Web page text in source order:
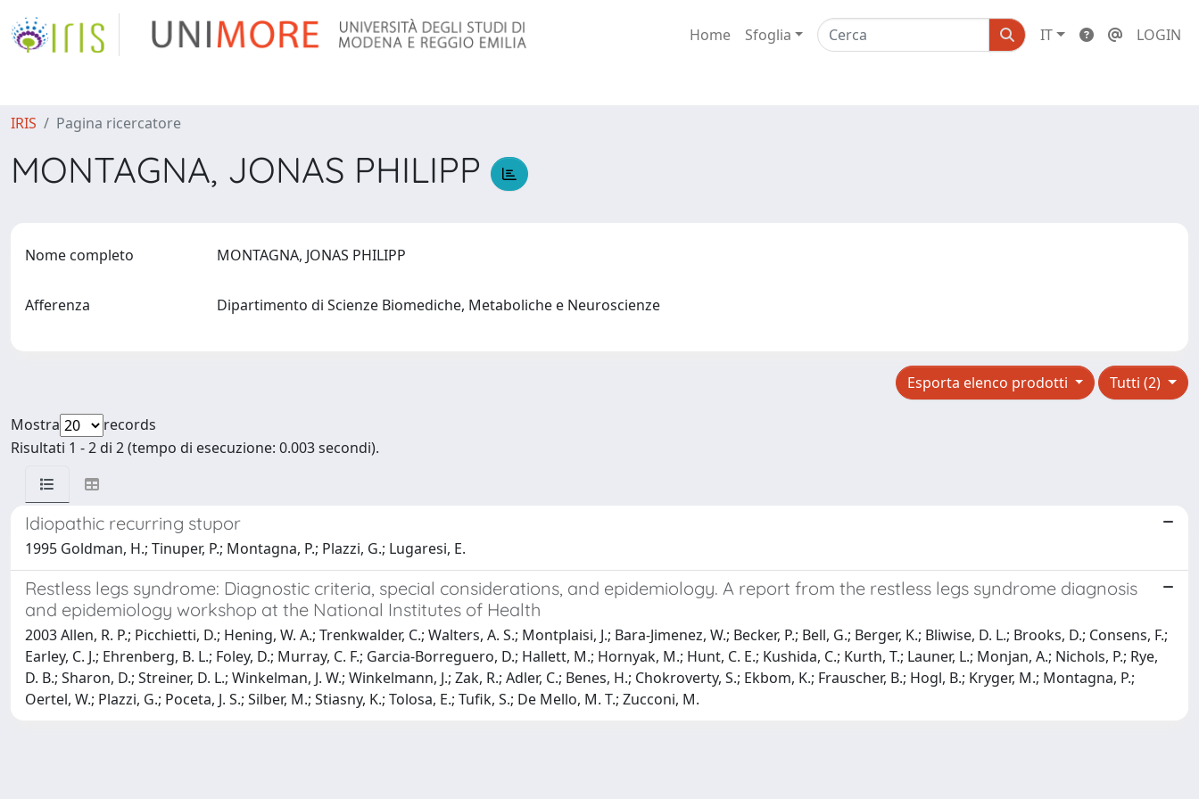
Home Sfoglia IT LOGIN
IRIS Pagina ricercatore
MONTAGNA, JONAS PHILIPP
Nome completo MONTAGNA, JONAS PHILIPP
Afferenza Dipartimento di Scienze Biomediche, Metaboliche e Neuroscienze
Tutti (2)
Esporta elenco prodotti
Mostra
records
Risultati 1 - 2 di 2 (tempo di esecuzione: 0.003 secondi).
Idiopathic recurring stupor
1995 Goldman, H.; Tinuper, P.; Montagna, P.; Plazzi, G.; Lugaresi, E.
Restless legs syndrome: Diagnostic criteria, special considerations, and epidemiology. A report from the restless legs syndrome diagnosis
and epidemiology workshop at the National Institutes of Health
2003 Allen, R. P.; Picchietti, D.; Hening, W. A.; Trenkwalder, C.; Walters, A. S.; Montplaisi, J.; Bara-Jimenez, W.; Becker, P.; Bell, G.; Berger, K.; Bliwise, D. L.; Brooks, D.; Consens, F.;
Earley, C. J.; Ehrenberg, B. L.; Foley, D.; Murray, C. F.; Garcia-Borreguero, D.; Hallett, M.; Hornyak, M.; Hunt, C. E.; Kushida, C.; Kurth, T.; Launer, L.; Monjan, A.; Nichols, P.; Rye,
D. B.; Sharon, D.; Streiner, D. L.; Winkelman, J. W.; Winkelmann, J.; Zak, R.; Adler, C.; Benes, H.; Chokroverty, S.; Ekbom, K.; Frauscher, B.; Hogl, B.; Kryger, M.; Montagna, P.;
Oertel, W.; Plazzi, G.; Poceta, J. S.; Silber, M.; Stiasny, K.; Tolosa, E.; Tufik, S.; De Mello, M. T.; Zucconi, M.